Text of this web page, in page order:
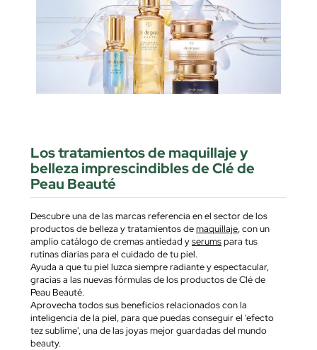
Los tratamientos de maquillaje y
belleza imprescindibles de Clé de
Peau Beauté
Descubre una de las marcas referencia en el sector de los
productos de belleza y tratamientos demaquillaje, con un
amplio catálogo de cremas antiedad yserumspara tus
rutinas diarias para el cuidado de tu piel.
Ayuda a que tu piel luzca siempre radiante y espectacular,
gracias a las nuevas fórmulas de los productos de Clé de
Peau Beauté.
Aprovecha todos sus beneficios relacionados con la
inteligencia de la piel, para que puedas conseguir el 'efecto
tez sublime', una de las joyas mejor guardadas del mundo
beauty.